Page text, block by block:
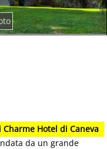
Charme Hotel di Caneva
da un grande